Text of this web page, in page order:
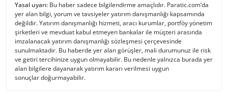
Yasal uyarı: Bu haber sadece bilgilendirme amaçlıdır. Paratic.com’da
yer alan bilgi, yorum ve tavsiyeler yatırım danışmanlığı kapsamında
değildir. Yatırım danışmanlığı hizmeti, aracı kurumlar, portföy yönetim
şirketleri ve mevduat kabul etmeyen bankalar ile müşteri arasında
imzalanacak yatırım danışmanlığı sözleşmesi çerçevesinde
sunulmaktadır. Bu haberde yer alan görüşler, mali durumunuz ile risk
ve getiri tercihinize uygun olmayabilir. Bu nedenle yalnızca burada yer
alan bilgilere dayanarak yatırım kararı verilmesi uygun
sonuçlar doğurmayabilir.